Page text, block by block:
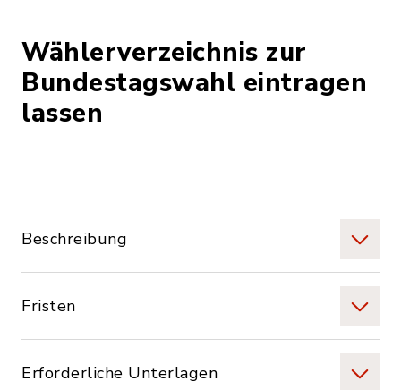
Wählerverzeichnis zur
Bundestagswahl eintragen
lassen
Beschreibung
Fristen
Erforderliche Unterlagen